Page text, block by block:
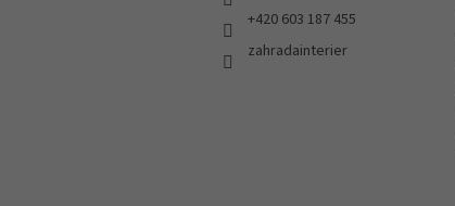
+420 603 187 455
zahradainterier